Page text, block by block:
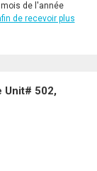
de l'année
de recevoir plus
Unit# 502,